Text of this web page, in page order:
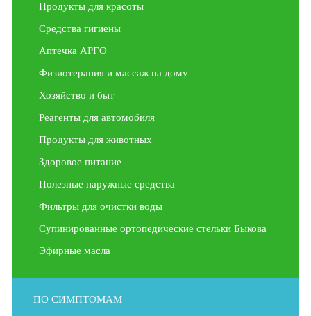
Продукты для красоты
Средства гигиены
Аптечка АРГО
Физиотерапия и массаж на дому
Хозяйство и быт
Реагенты для автомобиля
Продукты для животных
Здоровое питание
Полезные наружные средства
Фильтры для очистки воды
Супинированные ортопедические стельки Быкова
Эфирные масла
ПО СИМПТОМАМ